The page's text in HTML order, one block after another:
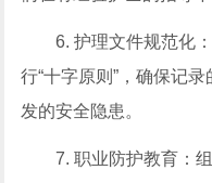
6. 护理文件规范化
行“十字原则”，确保记
发的安全隐患。
7. 职业防护教育：